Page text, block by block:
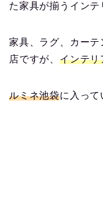
た家具が揃うインテ
家具、ラグ、カー
店ですが、 インテリ
ルミネ池袋に入って